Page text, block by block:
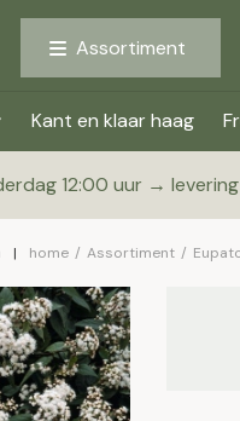
Assortiment
Kant en klaar haag
12:00 uur →
home / Assortiment /